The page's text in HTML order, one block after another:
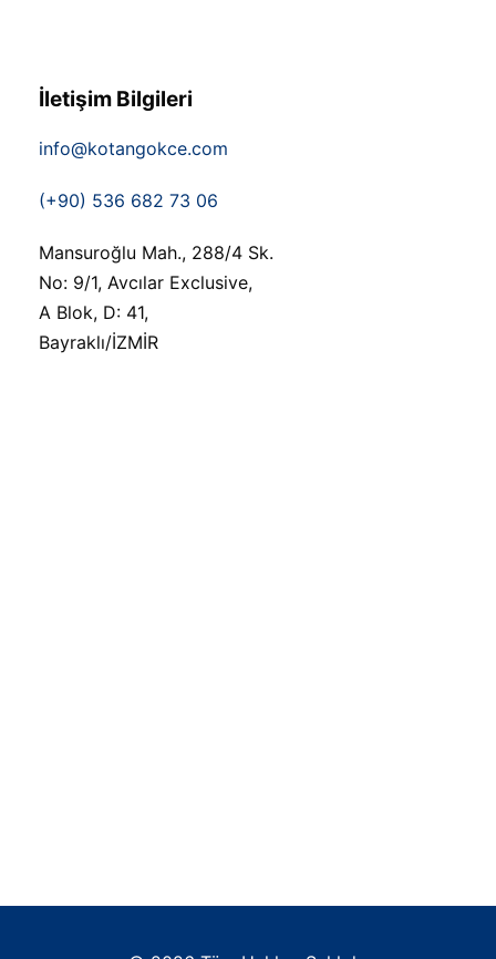
İletişim Bilgileri
info@kotangokce.com
(+90) 536 682 73 06
Mansuroğlu Mah., 288/4 Sk.
No: 9/1, Avcılar Exclusive,
A Blok, D: 41,
Bayraklı/İZMİR